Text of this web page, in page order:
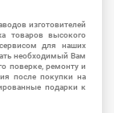
изготовителей
товаров высокого
для наших
необходимый Вам
поверке, ремонту и
после покупки на
подарки к